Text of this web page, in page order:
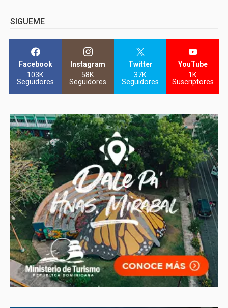
SIGUEME
Facebook
103K
Seguidores
Instagram
58K
Seguidores
Twitter
37K
Seguidores
YouTube
1K
Suscriptores